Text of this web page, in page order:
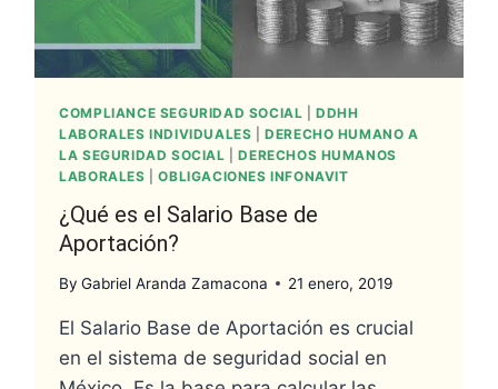
COMPLIANCE SEGURIDAD SOCIAL |DDHH
LABORALES INDIVIDUALES |DERECHO HUMANO A
LA SEGURIDAD SOCIAL |DERECHOS HUMANOS
LABORALES |OBLIGACIONES INFONAVIT
¿Qué es el Salario Base de
Aportación?
By Gabriel Aranda Zamacona 21 enero, 2019
El Salario Base de Aportación es crucial
en el sistema de seguridad social en